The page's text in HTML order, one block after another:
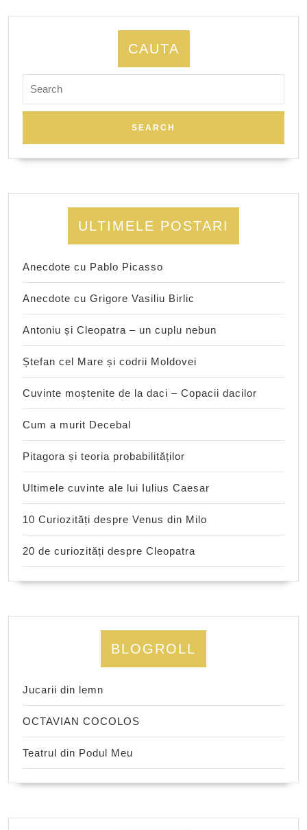
CAUTA
for:
ULTIMELE POSTARI
Anecdote cu Pablo Picasso
Anecdote cu Grigore Vasiliu Birlic
Antoniu și Cleopatra – un cuplu nebun
Ștefan cel Mare și codrii Moldovei
Cuvinte moștenite de la daci – Copacii dacilor
Cum a murit Decebal
Pitagora și teoria probabilităților
Ultimele cuvinte ale lui Iulius Caesar
10 Curiozități despre Venus din Milo
20 de curiozități despre Cleopatra
BLOGROLL
Jucarii din lemn
OCTAVIAN COCOLOS
Teatrul din Podul Meu